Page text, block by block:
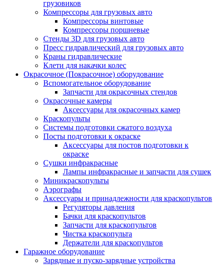
грузовиков
Компрессоры для грузовых авто
Компрессоры винтовые
Компрессоры поршневые
Стенды 3D для грузовых авто
Пресс гидравлический для грузовых авто
Краны гидравлические
Клети для накачки колес
Окрасочное (Покрасочное) оборудование
Вспомогательное оборудование
Запчасти для окрасочных стендов
Окрасочные камеры
Аксессуары для окрасочных камер
Краскопульты
Системы подготовки сжатого воздуха
Посты подготовки к окраске
Аксессуары для постов подготовки к
окраске
Сушки инфракрасные
Лампы инфракрасные и запчасти для сушек
Миникраскопульты
Аэрографы
Аксессуары и принадлежности для краскопультов
Регуляторы давления
Бачки для краскопультов
Запчасти для краскопультов
Чистка краскопульта
Держатели для краскопультов
Гаражное оборудование
Зарядные и пуско-зарядные устройства